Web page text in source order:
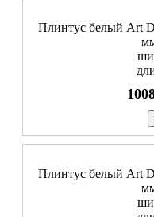
Плинтус белый Art
Плинтус белый Art